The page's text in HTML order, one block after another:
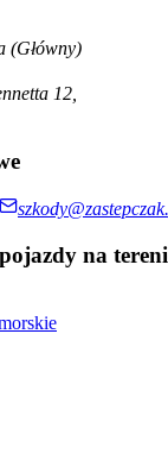
(Główny)
12,
na